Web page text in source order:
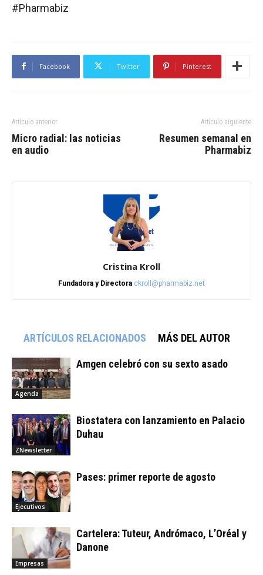
#Pharmabiz
Facebook Twitter Pinterest
Artículo anterior
Micro radial: las noticias
en audio
Artículo siguiente
Resumen semanal en
Pharmabiz
Cristina Kroll
Fundadora y Directora ckroll@pharmabiz.net
ARTÍCULOS RELACIONADOS MÁS DEL AUTOR
Agenda
Amgen celebró con su sexto asado
ZNewsletter
Biostatera con lanzamiento en Palacio
Duhau
Ejecutivos
Pases: primer reporte de agosto
Empresas
Cartelera: Tuteur, Andrómaco, L’Oréal y
Danone